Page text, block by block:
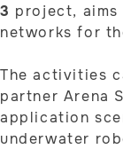
3 project,
networks for
The activities
partner Arena
application
underwater